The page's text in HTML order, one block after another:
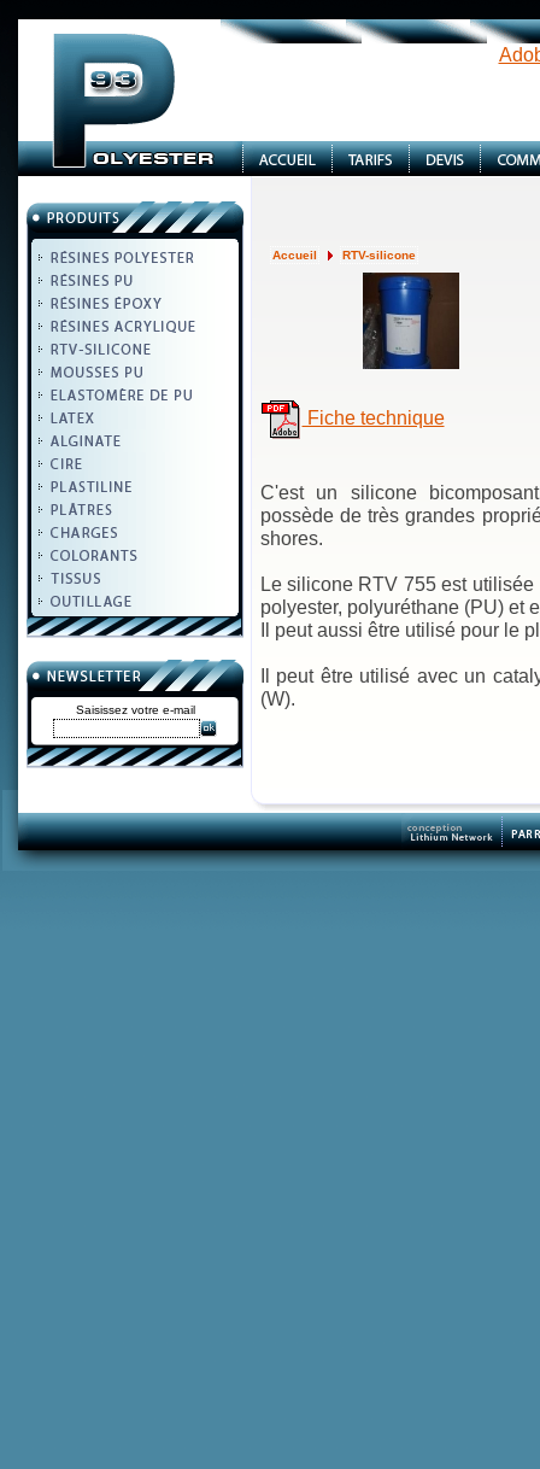
Saisissez votre e-mail
Accueil RTV-silicone
Fiche technique
C'est un silicone
possède de très grandes
shores.
Le silicone RTV 755 est
polyester, polyuréthane (PU) et
Il peut aussi être utilisé pour le
Il peut être utilisé avec un
(W).